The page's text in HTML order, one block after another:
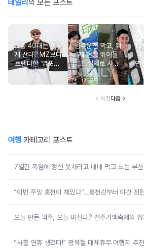
데일리 의 모든 포스트
요즘 40대는 이렇
게 산다? MZ보다
트렌디한 ‘영포티’
분석
음주운전 막고, 화
재 현장 뛰어들
고..실제로 사람
구한 연예인 10
13
면
이전다음
여행 카테고리 포스트
7일간 폭염에 정신 못차리고 내내 먹고 노는 부
“이번 주말 홍천이 재밌다”…홍천강부터 야간 정
오늘 만든 맥주, 오늘 마신다? 전주가맥축제의 정
“사흘 연휴 생겼다!” 광복절 대체휴무 여행지 추천